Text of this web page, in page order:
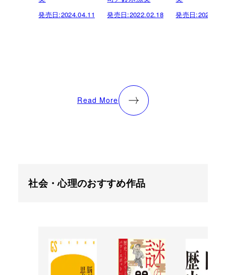
発売日:2024.04.11 発売日:2022.02.18 発売日:
Read More
社会・心理のおすすめ作品